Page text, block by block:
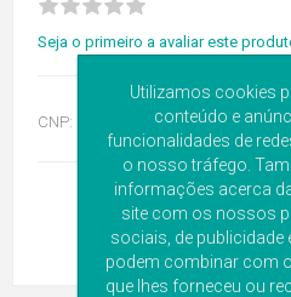
Seja o primeiro a avaliar este
CNP:
Utilizamos cookies
conteúdo e
funcionalidades de
o nosso tráfego.
informações acerca
site com os nossos
sociais, de publicidade
podem combinar com
que lhes forneceu ou